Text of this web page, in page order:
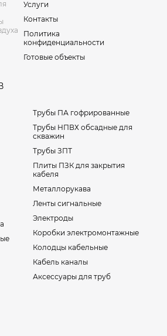
Услуги
Контакты
Политика
конфиденциальности
Готовые объекты
Трубы ПА гофрированные
Трубы НПВХ обсадные для
скважин
Трубы ЗПТ
Плиты ПЗК для закрытия
кабеля
Металлорукава
Ленты сигнальные
Электроды
Коробки электромонтажные
Колодцы кабельные
Кабель каналы
Аксессуары для труб